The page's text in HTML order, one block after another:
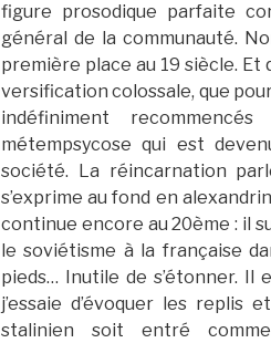
figure prosodique parfaite
général de la communauté.
première place au 19 siècle. Et
versification colossale, que
indéfiniment
métempsycose qui est
société. La réincarnation
s’exprime au fond en
continue encore au 20ème : il
le soviétisme à la française
pieds… Inutile de s’étonner. Il
j’essaie d’évoquer les replis
stalinien soit entré